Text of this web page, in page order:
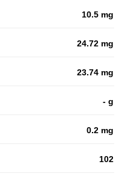
10.5 mg
24.72 mg
23.74 mg
- g
0.2 mg
102